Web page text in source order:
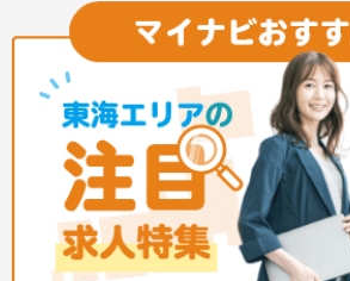
境です。定年65歳以降も再雇用制度により70
勤務可能であり、退職金制度も完備されてい
ど、長期的に安定したキャリアを築いていけ
です。入社後はOJTによる丁寧なフォロー体制
り、資格取得支援制度も活用しながら更なる
アップを目指せます。
★おすすめPOINT★
【賞与とは別に特別報酬が支給され、収入ア
期待できます】
・日々の施設運営への貢献やチームワークが
に評価されるため、目に見える形で還元されま
・努力がダイレクトに評価へつながる制度に
仕事へのモチベーションを高めながら働けま